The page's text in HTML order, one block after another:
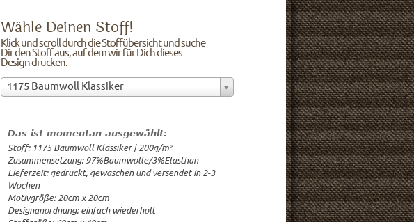
Das ist momentan ausgewählt:
Stoff: 1175 Baumwoll Klassiker | 200g/m²
Zusammensetzung: 97%Baumwolle/3%Elasthan
Lieferzeit: gedruckt, gewaschen und versendet in 2-3
Wochen
Motivgröße: 20cm x 20cm
Designanordnung: einfach wiederholt
Wähle Deinen Stoff!
Klick und scroll durch die Stoffübersicht und suche
Dir den Stoff aus, auf dem wir für Dich dieses
Design drucken.
1175 Baumwoll Klassiker
Gewicht: 200g/m²
Lieferzeit: 2-3 Wochen
20x20cm: 1.95€
60x40cm: 9.95€
ab 1m:29.95€/lfm
ab 10m:24.95€/lfm
ab 50m:21.95€/lfm
Wähle
Deinen
und
scroll
durch
die
Stoffübersicht
und
suche
Dir